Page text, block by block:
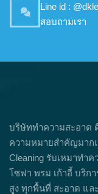
Line id :
สอบถามเรา
บริษัททำความสะอาด
ความหมายสำคัญมาก
Cleaning รับเหมาทำ
โซฟา พรม เก้าอี้ บริก
สูง ทุกพื้นที่ สะอาด แล